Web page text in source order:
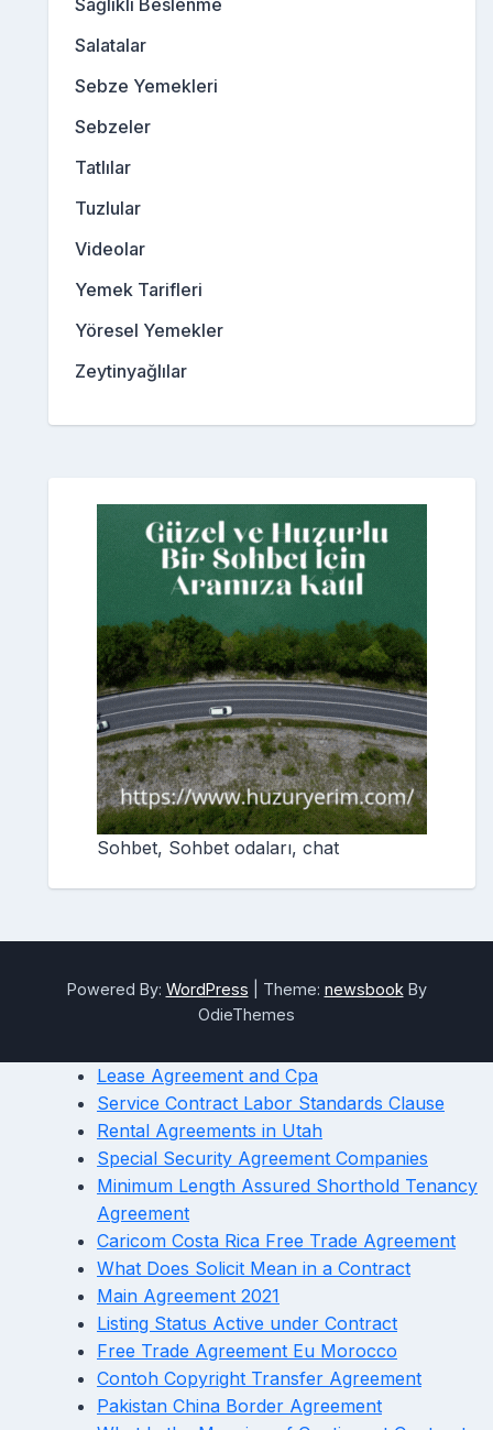
Sağlıklı Beslenme
Salatalar
Sebze Yemekleri
Sebzeler
Tatlılar
Tuzlular
Videolar
Yemek Tarifleri
Yöresel Yemekler
Zeytinyağlılar
Sohbet, Sohbet odaları, chat
Powered By: WordPress Theme: newsbook By
OdieThemes
Lease Agreement and Cpa
Service Contract Labor Standards Clause
Rental Agreements in Utah
Special Security Agreement Companies
Minimum Length Assured Shorthold Tenancy
Agreement
Caricom Costa Rica Free Trade Agreement
What Does Solicit Mean in a Contract
Main Agreement 2021
Listing Status Active under Contract
Free Trade Agreement Eu Morocco
Contoh Copyright Transfer Agreement
Pakistan China Border Agreement